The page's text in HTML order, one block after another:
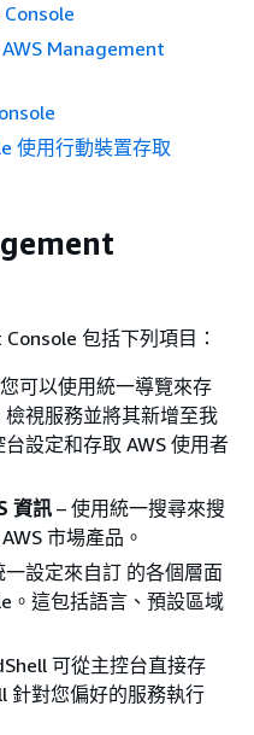
Management
使用行動裝置存取
包括下列項目：
可以使用統一導覽來存
視服務並將其新增至我
設定和存取 AWS 使用者
資訊 – 使用統一搜尋來搜
市場產品。
設定來自訂 的各個層面
。這包括語言、預設區域
可從主控台直接存
針對您偏好的服務執行